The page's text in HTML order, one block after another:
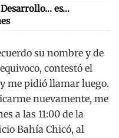
es…
su nombre y de
contestó el
me pidió llamar luego.
nuevamente, me
a las 11:00 de la
Bahía Chicó, al